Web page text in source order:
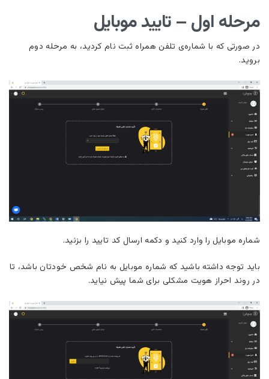
مرحله اول – تایید موبایل
در صورتی که با شماره‌ی تلفن همراه ثبت نام کردید، به مرحله دوم
بروید.
شماره موبایل را وارد کنید و دکمه ارسال کد تایید را بزنید.
باید توجه داشته باشید که شماره موبایل به نام شخص خودتان باشد، تا
در روند احراز هویت مشکلی برای شما پیش نیاید.